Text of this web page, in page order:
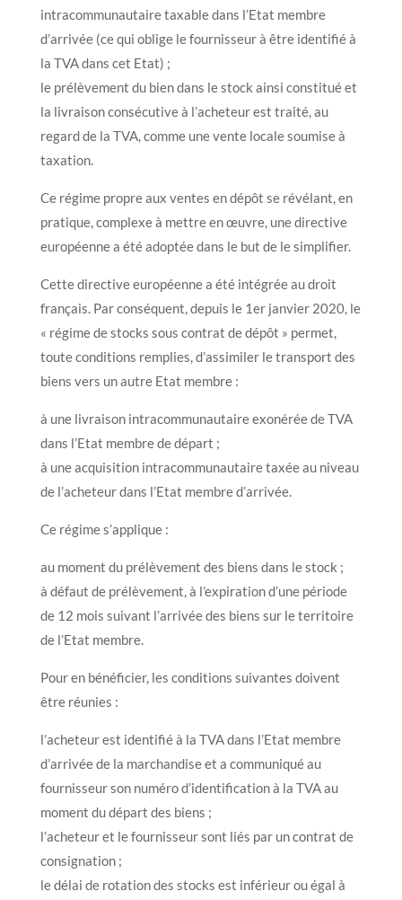
intracommunautaire taxable dans l’Etat membre
d’arrivée (ce qui oblige le fournisseur à être identifié à
la TVA dans cet Etat) ;
le prélèvement du bien dans le stock ainsi constitué et
la livraison consécutive à l’acheteur est traité, au
regard de la TVA, comme une vente locale soumise à
taxation.
Ce régime propre aux ventes en dépôt se révélant, en
pratique, complexe à mettre en œuvre, une directive
européenne a été adoptée dans le but de le simplifier.
Cette directive européenne a été intégrée au droit
français. Par conséquent, depuis le 1er janvier 2020, le
« régime de stocks sous contrat de dépôt » permet,
toute conditions remplies, d’assimiler le transport des
biens vers un autre Etat membre :
à une livraison intracommunautaire exonérée de TVA
dans l’Etat membre de départ ;
à une acquisition intracommunautaire taxée au niveau
de l’acheteur dans l’Etat membre d’arrivée.
Ce régime s’applique :
au moment du prélèvement des biens dans le stock ;
à défaut de prélèvement, à l’expiration d’une période
de 12 mois suivant l’arrivée des biens sur le territoire
de l’Etat membre.
Pour en bénéficier, les conditions suivantes doivent
être réunies :
l’acheteur est identifié à la TVA dans l’Etat membre
d’arrivée de la marchandise et a communiqué au
fournisseur son numéro d’identification à la TVA au
moment du départ des biens ;
l’acheteur et le fournisseur sont liés par un contrat de
consignation ;
le délai de rotation des stocks est inférieur ou égal à